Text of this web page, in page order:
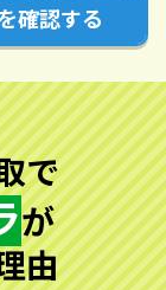
確認する
で
が
由